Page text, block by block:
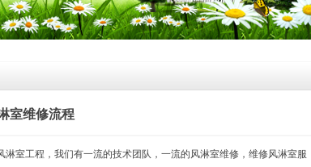
室维修流程
淋室工程，我们有一流的技术团队，一流的风淋室维修，维修风淋室服